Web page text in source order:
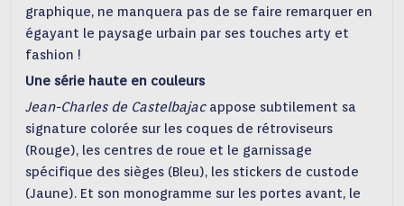
graphique, ne manquera pas de se faire remarquer en
égayant le paysage urbain par ses touches arty et
fashion !
Une série haute en couleurs
Jean-Charles de Castelbajacappose subtilement sa
signature colorée sur les coques de rétroviseurs
(Rouge), les centres de roue et le garnissage
spécifique des sièges (Bleu), les stickers de custode
(Jaune). Et son monogramme sur les portes avant, le